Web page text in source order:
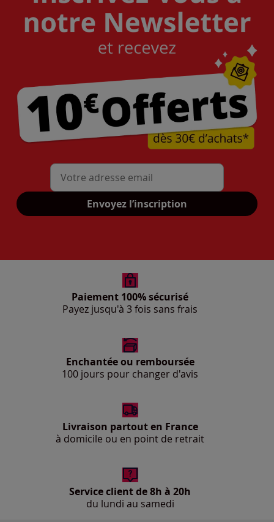
Mon adresse mail
Envoyez l’inscription
Paiement 100% sécurisé
Payez jusqu'à 3 fois sans frais
Enchantée ou remboursée
100 jours pour changer d'avis
Livraison partout en France
à domicile ou en point de retrait
Service client de 8h à 20h
du lundi au samedi